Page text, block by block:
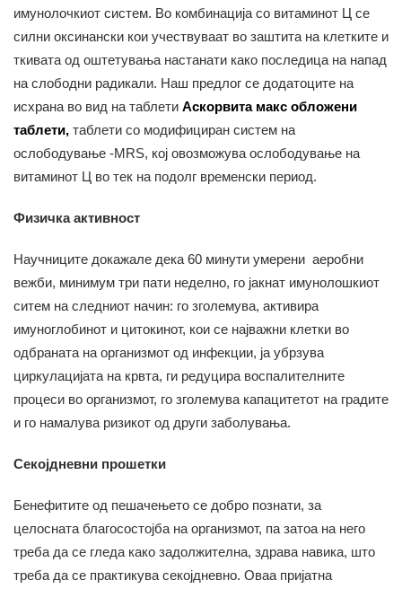
имунолочкиот систем. Во комбинација со витаминот Ц се
силни оксинански кои учествуваат во заштита на клетките и
ткивата од оштетувања настанати како последица на напад
на слободни радикали. Наш предлог се додатоците на
исхрана во вид на таблети Аскорвита макс обложени
таблети, таблети со модифициран систем на
ослободување -MRS, кој овозможува ослободување на
витаминот Ц во тек на подолг временски период.
Физичка активност
Научниците докажале дека 60 минути умерени аеробни
вежби, минимум три пати неделно, го јакнат имунолошкиот
ситем на следниот начин: го зголемува, активира
имуноглобинот и цитокинот, кои се најважни клетки во
одбраната на организмот од инфекции, ја убрзува
циркулацијата на крвта, ги редуцира воспалителните
процеси во организмот, го зголемува капацитетот на градите
и го намалува ризикот од други заболувања.
Секојдневни прошетки
Бенефитите од пешачењето се добро познати, за
целосната благосостојба на организмот, па затоа на него
треба да се гледа како задолжителна, здрава навика, што
треба да се практикува секојдневно. Оваа пријатна